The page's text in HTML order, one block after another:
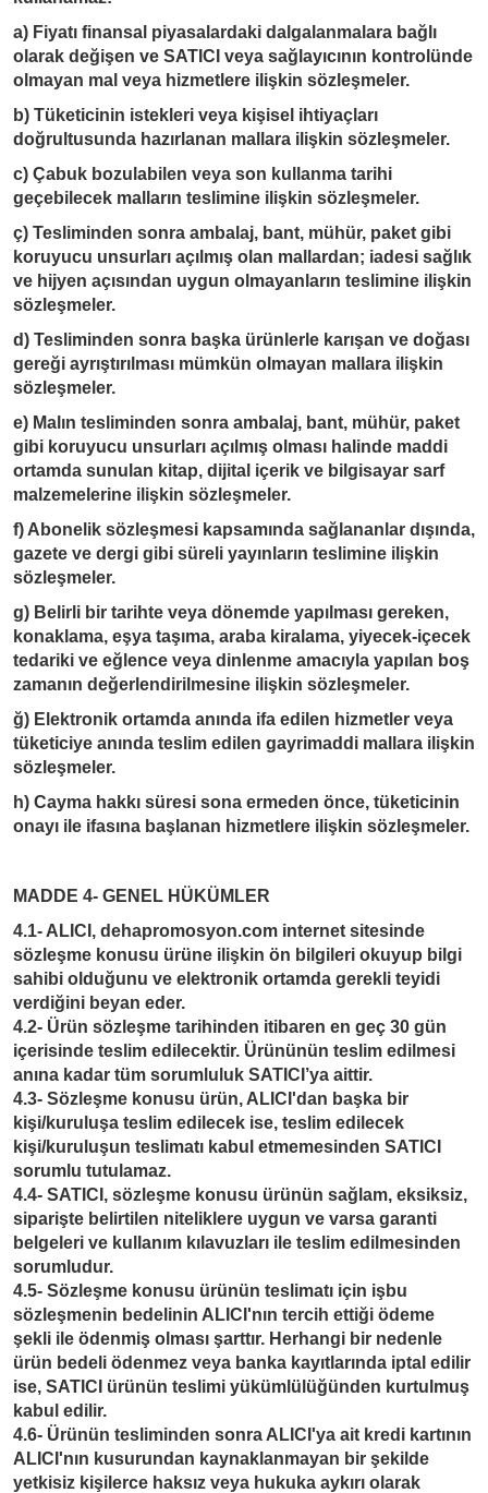
a) Fiyatı finansal piyasalardaki dalgalanmalara bağlı
olarak değişen ve SATICI veya sağlayıcının kontrolünde
olmayan mal veya hizmetlere ilişkin sözleşmeler.
b) Tüketicinin istekleri veya kişisel ihtiyaçları
doğrultusunda hazırlanan mallara ilişkin sözleşmeler.
c) Çabuk bozulabilen veya son kullanma tarihi
geçebilecek malların teslimine ilişkin sözleşmeler.
ç) Tesliminden sonra ambalaj, bant, mühür, paket gibi
koruyucu unsurları açılmış olan mallardan; iadesi sağlık
ve hijyen açısından uygun olmayanların teslimine ilişkin
sözleşmeler.
d) Tesliminden sonra başka ürünlerle karışan ve doğası
gereği ayrıştırılması mümkün olmayan mallara ilişkin
sözleşmeler.
e) Malın tesliminden sonra ambalaj, bant, mühür, paket
gibi koruyucu unsurları açılmış olması halinde maddi
ortamda sunulan kitap, dijital içerik ve bilgisayar sarf
malzemelerine ilişkin sözleşmeler.
f) Abonelik sözleşmesi kapsamında sağlananlar dışında,
gazete ve dergi gibi süreli yayınların teslimine ilişkin
sözleşmeler.
g) Belirli bir tarihte veya dönemde yapılması gereken,
konaklama, eşya taşıma, araba kiralama, yiyecek-içecek
tedariki ve eğlence veya dinlenme amacıyla yapılan boş
zamanın değerlendirilmesine ilişkin sözleşmeler.
ğ) Elektronik ortamda anında ifa edilen hizmetler veya
tüketiciye anında teslim edilen gayrimaddi mallara ilişkin
sözleşmeler.
h) Cayma hakkı süresi sona ermeden önce, tüketicinin
onayı ile ifasına başlanan hizmetlere ilişkin sözleşmeler.
MADDE 4- GENEL HÜKÜMLER
4.1- ALICI, dehapromosyon.com internet sitesinde
sözleşme konusu ürüne ilişkin ön bilgileri okuyup bilgi
sahibi olduğunu ve elektronik ortamda gerekli teyidi
verdiğini beyan eder.
4.2- Ürün sözleşme tarihinden itibaren en geç 30 gün
içerisinde teslim edilecektir. Ürününün teslim edilmesi
anına kadar tüm sorumluluk SATICI’ya aittir.
4.3- Sözleşme konusu ürün, ALICI'dan başka bir
kişi/kuruluşa teslim edilecek ise, teslim edilecek
kişi/kuruluşun teslimatı kabul etmemesinden SATICI
sorumlu tutulamaz.
4.4- SATICI, sözleşme konusu ürünün sağlam, eksiksiz,
siparişte belirtilen niteliklere uygun ve varsa garanti
belgeleri ve kullanım kılavuzları ile teslim edilmesinden
sorumludur.
4.5- Sözleşme konusu ürünün teslimatı için işbu
sözleşmenin bedelinin ALICI'nın tercih ettiği ödeme
şekli ile ödenmiş olması şarttır. Herhangi bir nedenle
ürün bedeli ödenmez veya banka kayıtlarında iptal edilir
ise, SATICI ürünün teslimi yükümlülüğünden kurtulmuş
kabul edilir.
4.6- Ürünün tesliminden sonra ALICI'ya ait kredi kartının
ALICI'nın kusurundan kaynaklanmayan bir şekilde
yetkisiz kişilerce haksız veya hukuka aykırı olarak